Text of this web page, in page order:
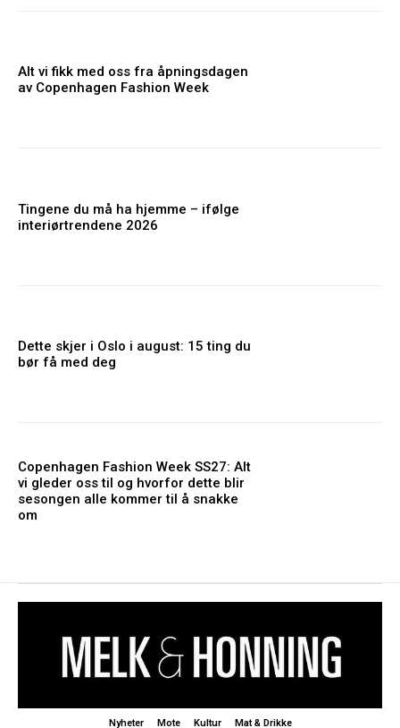
Alt vi fikk med oss fra åpningsdagen
av Copenhagen Fashion Week
Tingene du må ha hjemme – ifølge
interiørtrendene 2026
Dette skjer i Oslo i august: 15 ting du
bør få med deg
Copenhagen Fashion Week SS27: Alt
vi gleder oss til og hvorfor dette blir
sesongen alle kommer til å snakke
om
Nyheter Mote Kultur Mat & Drikke